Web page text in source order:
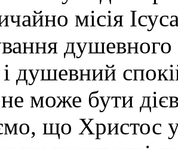
місія
душевний
може бути
що Христос